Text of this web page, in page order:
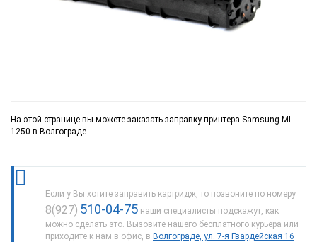
На этой странице вы можете заказать заправку принтера Samsung ML-
1250 в Волгограде.
Если у Вы хотите заправить картридж, то позвоните по номеру
8(927) 510-04-75 наши специалисты подскажут, как
можно сделать это. Вызовите нашего бесплатного курьера или
приходите к нам в офис, в Волгограде, ул. 7-я Гвардейская 16